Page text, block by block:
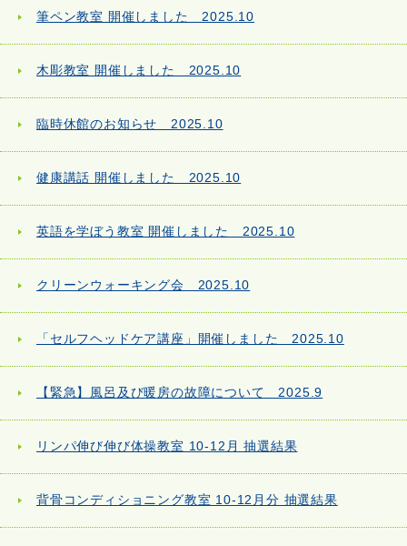
筆ペン教室 開催しました 2025.10
木彫教室 開催しました 2025.10
臨時休館のお知らせ 2025.10
健康講話 開催しました 2025.10
英語を学ぼう教室 開催しました 2025.10
クリーンウォーキング会 2025.10
「セルフヘッドケア講座」開催しました 2025.10
【緊急】風呂及び暖房の故障について 2025.9
リンパ伸び伸び体操教室 10-12月 抽選結果
背骨コンディショニング教室 10-12月分 抽選結果